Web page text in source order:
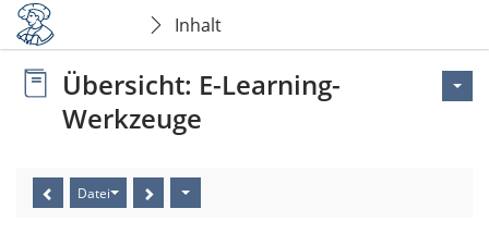
Inhalt
Übersicht: E-Learning-
Werkzeuge
Datei